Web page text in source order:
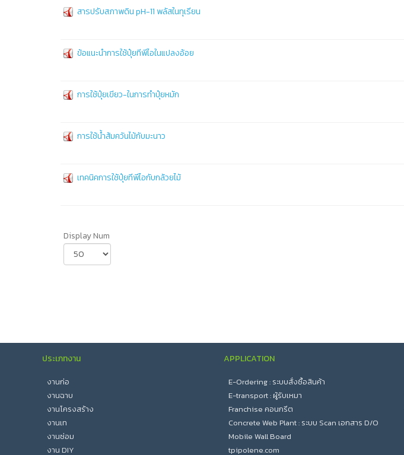
สารปรับสภาพดิน pH-11 พลัสในทุเรียน
ข้อแนะนำการใช้ปุ๋ยทีพีไอในแปลงอ้อย
การใช้ปุ๋ยเขียว-ในการทำปุ๋ยหมัก
การใช้น้ำส้มควันไม้กับมะนาว
เทคนิคการใช้ปุ๋ยทีพีไอกับกล้วยไม้
Display Num
ประเภทงาน
งานก่อ
งานฉาบ
งานโครงสร้าง
งานเท
งานซ่อม
งาน DIY
APPLICATION
E-Ordering : ระบบสั่งซื้อสินค้า
E-transport : ผู้รับเหมา
Franchise คอนกรีต
Concrete Web Plant : ระบบ Scan เอกสาร D/O
Mobile Wall Board
tpipolene.com